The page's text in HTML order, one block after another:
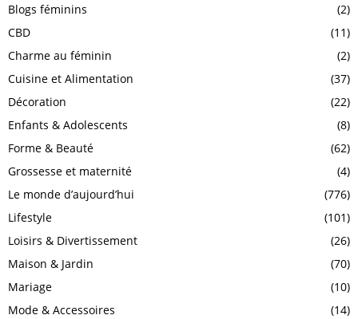
Blogs féminins
(2)
CBD
(11)
Charme au féminin
(2)
Cuisine et Alimentation
(37)
Décoration
(22)
Enfants & Adolescents
(8)
Forme & Beauté
(62)
Grossesse et maternité
(4)
Le monde d’aujourd’hui
(776)
Lifestyle
(101)
Loisirs & Divertissement
(26)
Maison & Jardin
(70)
Mariage
(10)
Mode & Accessoires
(14)